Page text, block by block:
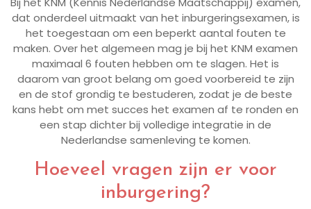
dat onderdeel uitmaakt van het inburgeringsexamen, is
het toegestaan om een beperkt aantal fouten te
maken. Over het algemeen mag je bij het KNM examen
maximaal 6 fouten hebben om te slagen. Het is
daarom van groot belang om goed voorbereid te zijn
en de stof grondig te bestuderen, zodat je de beste
kans hebt om met succes het examen af te ronden en
een stap dichter bij volledige integratie in de
Nederlandse samenleving te komen.
Hoeveel vragen zijn er voor
inburgering?